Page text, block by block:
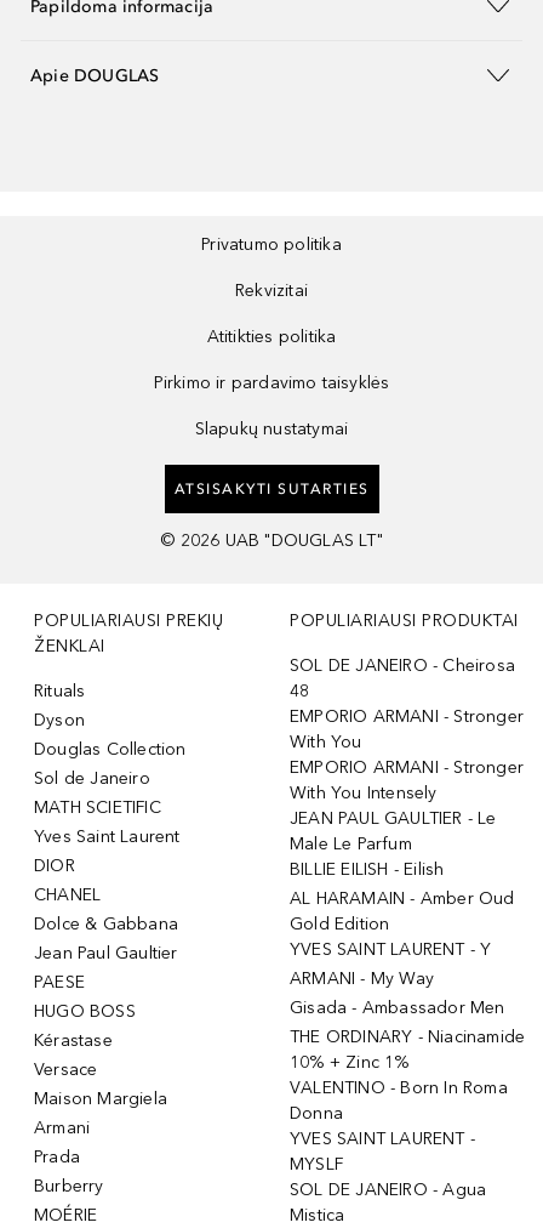
Papildoma informacija
Apie DOUGLAS
Privatumo politika
Rekvizitai
Atitikties politika
Pirkimo ir pardavimo taisyklės
Slapukų nustatymai
ATSISAKYTI SUTARTIES
© 2026 UAB "DOUGLAS LT"
POPULIARIAUSI PREKIŲ
ŽENKLAI
Rituals
Dyson
Douglas Collection
Sol de Janeiro
MATH SCIETIFIC
Yves Saint Laurent
DIOR
CHANEL
Dolce & Gabbana
Jean Paul Gaultier
PAESE
HUGO BOSS
Kérastase
Versace
Maison Margiela
Armani
Prada
Burberry
MOÉRIE
POPULIARIAUSI PRODUKTAI
SOL DE JANEIRO - Cheirosa
48
EMPORIO ARMANI - Stronger
With You
EMPORIO ARMANI - Stronger
With You Intensely
JEAN PAUL GAULTIER - Le
Male Le Parfum
BILLIE EILISH - Eilish
AL HARAMAIN - Amber Oud
Gold Edition
YVES SAINT LAURENT - Y
ARMANI - My Way
Gisada - Ambassador Men
THE ORDINARY - Niacinamide
10% + Zinc 1%
VALENTINO - Born In Roma
Donna
YVES SAINT LAURENT -
MYSLF
SOL DE JANEIRO - Agua
Mistica